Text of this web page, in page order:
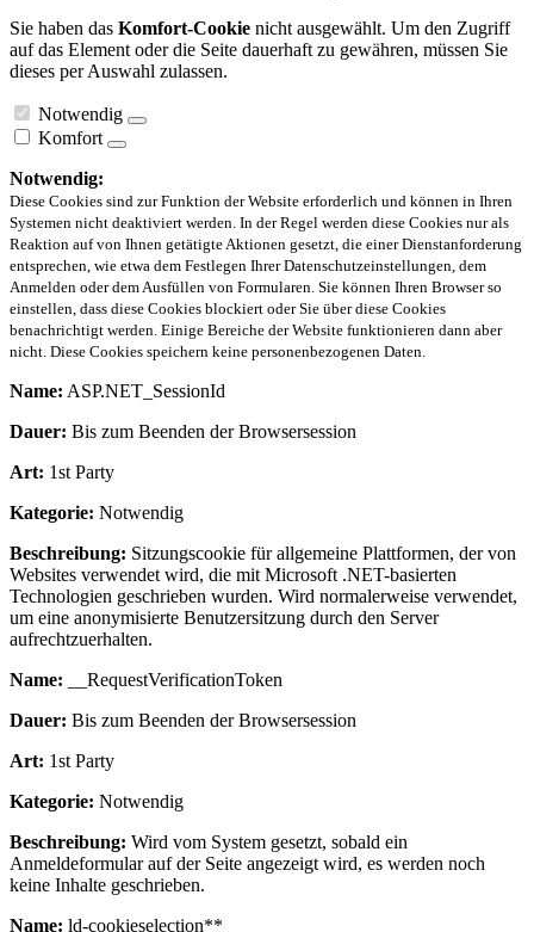
Sie haben das Komfort-Cookie nicht ausgewählt. Um den Zugriff
auf das Element oder die Seite dauerhaft zu gewähren, müssen Sie
dieses per Auswahl zulassen.
Notwendig
Komfort
Notwendig:
Diese Cookies sind zur Funktion der Website erforderlich und können in Ihren
Systemen nicht deaktiviert werden. In der Regel werden diese Cookies nur als
Reaktion auf von Ihnen getätigte Aktionen gesetzt, die einer Dienstanforderung
entsprechen, wie etwa dem Festlegen Ihrer Datenschutzeinstellungen, dem
Anmelden oder dem Ausfüllen von Formularen. Sie können Ihren Browser so
einstellen, dass diese Cookies blockiert oder Sie über diese Cookies
benachrichtigt werden. Einige Bereiche der Website funktionieren dann aber
nicht. Diese Cookies speichern keine personenbezogenen Daten.
Name: ASP.NET_SessionId
Dauer: Bis zum Beenden der Browsersession
Art: 1st Party
Kategorie: Notwendig
Beschreibung: Sitzungscookie für allgemeine Plattformen, der von
Websites verwendet wird, die mit Microsoft .NET-basierten
Technologien geschrieben wurden. Wird normalerweise verwendet,
um eine anonymisierte Benutzersitzung durch den Server
aufrechtzuerhalten.
Name: __RequestVerificationToken
Dauer: Bis zum Beenden der Browsersession
Art: 1st Party
Kategorie: Notwendig
Beschreibung: Wird vom System gesetzt, sobald ein
Anmeldeformular auf der Seite angezeigt wird, es werden noch
keine Inhalte geschrieben.
Name: ld-cookieselection**